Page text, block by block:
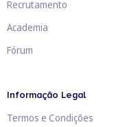
Recrutamento
Academia
Fórum
Informação Legal
Termos e Condições